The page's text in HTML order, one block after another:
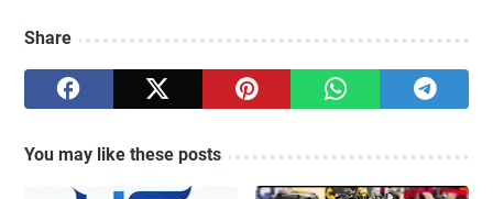
Share
You may like these posts